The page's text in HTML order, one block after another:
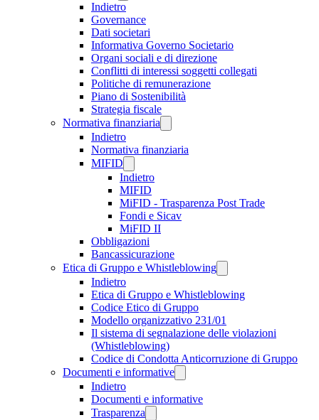
Indietro
Governance
Dati societari
Informativa Governo Societario
Organi sociali e di direzione
Conflitti di interessi soggetti collegati
Politiche di remunerazione
Piano di Sostenibilità
Strategia fiscale
Normativa finanziaria
Indietro
Normativa finanziaria
MIFID
Indietro
MIFID
MiFID - Trasparenza Post Trade
Fondi e Sicav
MiFID II
Obbligazioni
Bancassicurazione
Etica di Gruppo e Whistleblowing
Indietro
Etica di Gruppo e Whistleblowing
Codice Etico di Gruppo
Modello organizzativo 231/01
Il sistema di segnalazione delle violazioni
(Whistleblowing)
Codice di Condotta Anticorruzione di Gruppo
Documenti e informative
Indietro
Documenti e informative
Trasparenza